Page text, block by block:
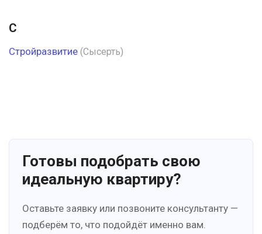
С
Стройразвитие (Сысерть)
Готовы подобрать свою
идеальную квартиру?
Оставьте заявку или позвоните консультанту —
подберём то, что подойдёт именно вам.